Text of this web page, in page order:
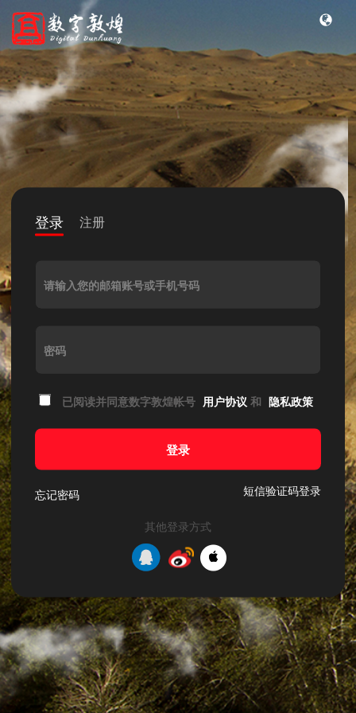
登录 注册
请输入您的邮箱账号或手机号码
密码
已阅读并同意数字敦煌帐号 用户协议 和 隐私政策
登录
忘记密码 短信验证码登录
其他登录方式